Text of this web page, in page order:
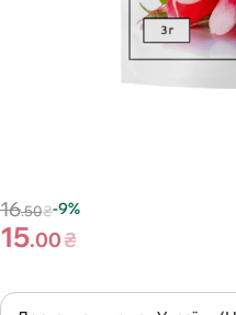
16.50₴-9%
15.00₴